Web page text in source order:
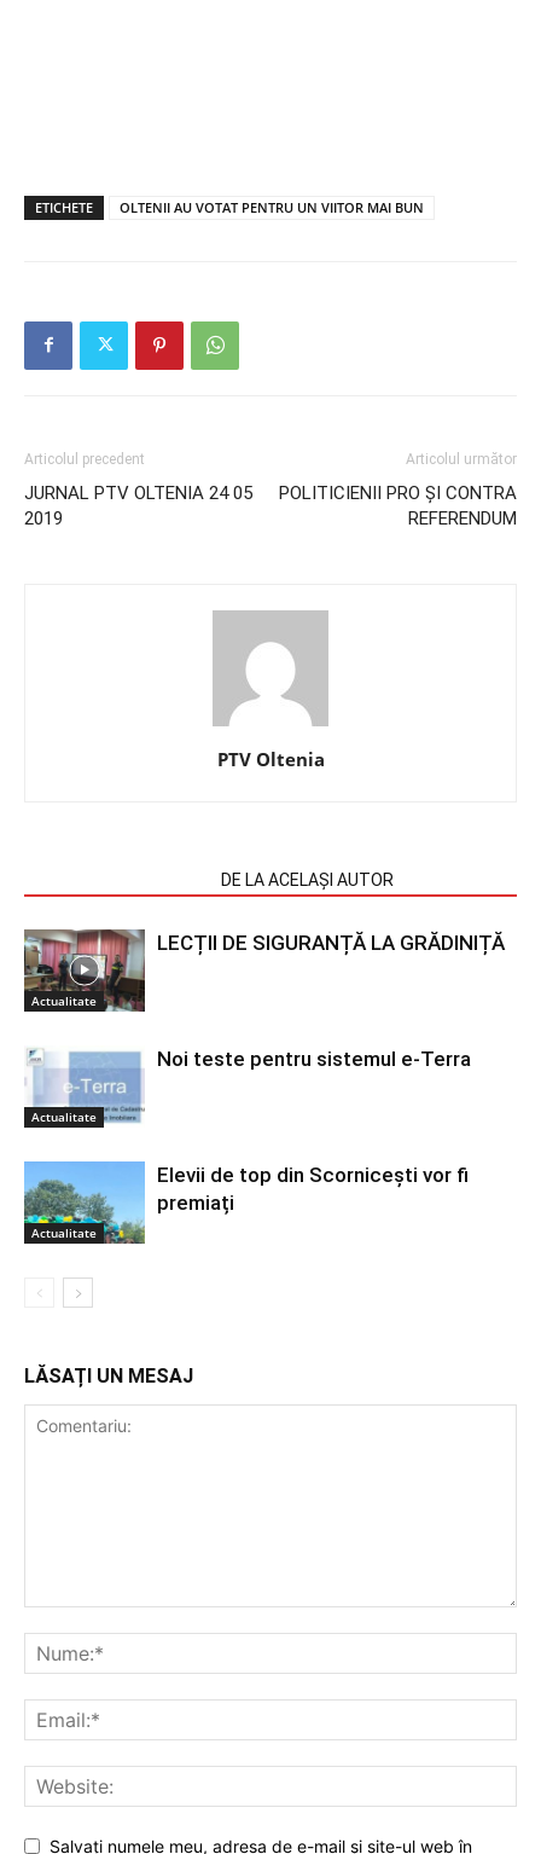
ETICHETE OLTENII AU VOTAT PENTRU UN VIITOR MAI BUN
Articolul precedent
JURNAL PTV OLTENIA 24 05
2019
Articolul următor
POLITICIENII PRO ȘI CONTRA
REFERENDUM
PTV Oltenia
DE LA ACELAȘI AUTOR
Actualitate
LECȚII DE SIGURANȚĂ LA GRĂDINIȚĂ
Actualitate
Noi teste pentru sistemul e-Terra
Actualitate
Elevii de top din Scornicești vor fi
premiați
LĂSAȚI UN MESAJ
Salvați numele meu, adresa de e-mail și site-ul web în